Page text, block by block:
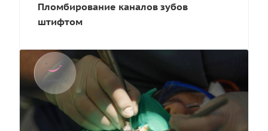
Пломбирование каналов зубов
штифтом